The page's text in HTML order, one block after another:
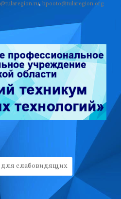
, bpooto@tularegion.org
для слабовидящих